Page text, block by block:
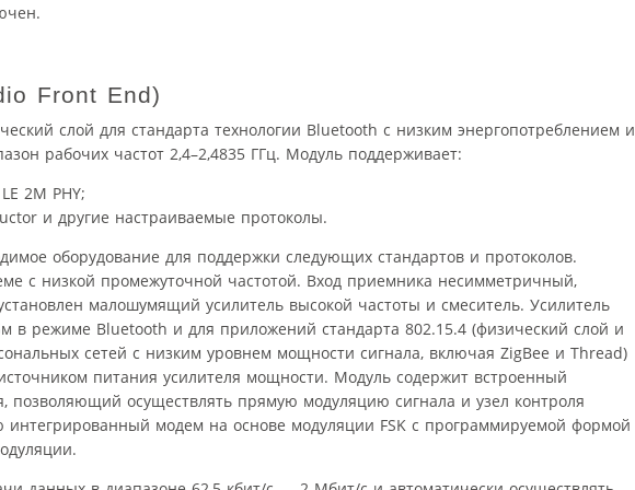
Front End)
слой для стандарта технологии Bluetooth с низким энергопотреблением и
рабочих частот 2,4–2,4835 ГГц. Модуль поддерживает:
2M PHY;
и другие настраиваемые протоколы.
оборудование для поддержки следующих стандартов и протоколов.
с низкой промежуточной частотой. Вход приемника несимметричный,
малошумящий усилитель высокой частоты и смеситель. Усилитель
в режиме Bluetooth и для приложений стандарта 802.15.4 (физический слой и
сетей с низким уровнем мощности сигнала, включая ZigBee и Thread)
питания усилителя мощности. Модуль содержит встроенный
позволяющий осуществлять прямую модуляцию сигнала и узел контроля
модем на основе модуляции FSK с программируемой формой